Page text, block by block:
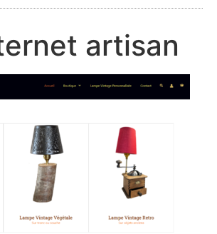
artisan